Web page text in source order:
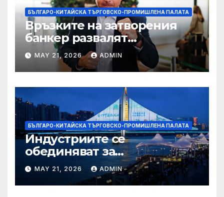
БЪЛГАРО-КИТАЙСКА ТЪРГОВСКО-ПРОМИШЛЕНА ПАЛАТА
Връзките на затворения
банкер развалят
надеждите на Флавио
Болсонаро за президент на
Бразилия
MAY 21, 2026 ADMIN
БЪЛГАРО-КИТАЙСКА ТЪРГОВСКО-ПРОМИШЛЕНА ПАЛАТА
Индустриите се
обединяват за
висококачествен растеж на
културния и
туристическия сектор
MAY 21, 2026 ADMIN